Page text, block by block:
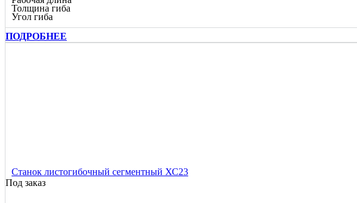
Толщина гиба
Угол гиба
ПОДРОБНЕЕ
Станок листогибочный сегментный ХС23
Под заказ